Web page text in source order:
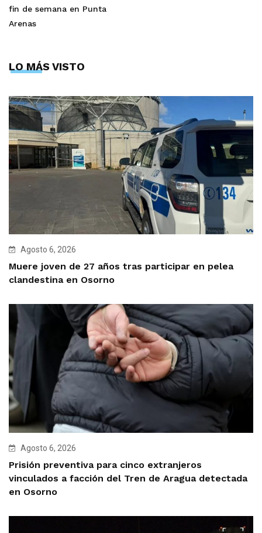
fin de semana en Punta
Arenas
LO MÁS VISTO
Agosto 6, 2026
Muere joven de 27 años tras participar en pelea
clandestina en Osorno
Agosto 6, 2026
Prisión preventiva para cinco extranjeros
vinculados a facción del Tren de Aragua detectada
en Osorno